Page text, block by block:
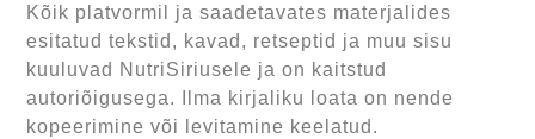
Kõik platvormil ja saadetavates materjalides
esitatud tekstid, kavad, retseptid ja muu sisu
kuuluvad NutriSiriusele ja on kaitstud
autoriõigusega. Ilma kirjaliku loata on nende
kopeerimine või levitamine keelatud.